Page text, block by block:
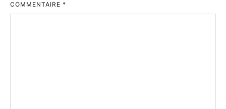
COMMENTAIRE *